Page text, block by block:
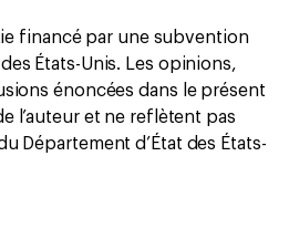
financé par une subvention
États-Unis. Les opinions,
énoncées dans le présent
l’auteur et ne reflètent pas
Département d’État des États-